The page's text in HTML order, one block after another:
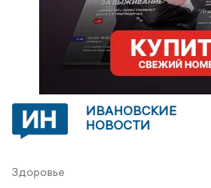
ИВАНОВСКИЕ
НОВОСТИ
Здоровье